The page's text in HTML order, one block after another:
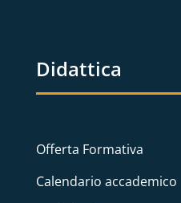
Didattica
Offerta Formativa
Calendario accademico